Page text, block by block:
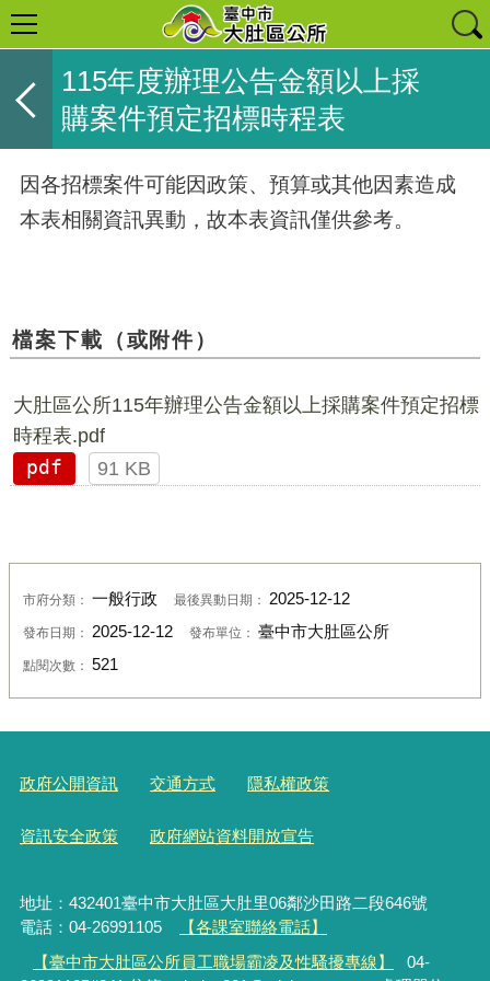
115年度辦理公告金額以上採
購案件預定招標時程表
因各招標案件可能因政策、預算或其他因素造成
本表相關資訊異動，故本表資訊僅供參考。
檔案下載（或附件）
大肚區公所115年辦理公告金額以上採購案件預定招標
時程表.pdf
pdf
91 KB
市府分類： 一般行政 最後異動日期： 2025-12-12
發布日期： 2025-12-12 發布單位： 臺中市大肚區公所
點閱次數： 521
政府公開資訊 交通方式 隱私權政策
資訊安全政策 政府網站資料開放宣告
地址：432401臺中市大肚區大肚里06鄰沙田路二段646號
電話：04-26991105
【各課室聯絡電話】
【臺中市大肚區公所員工職場霸凌及性騷擾專線】
04-